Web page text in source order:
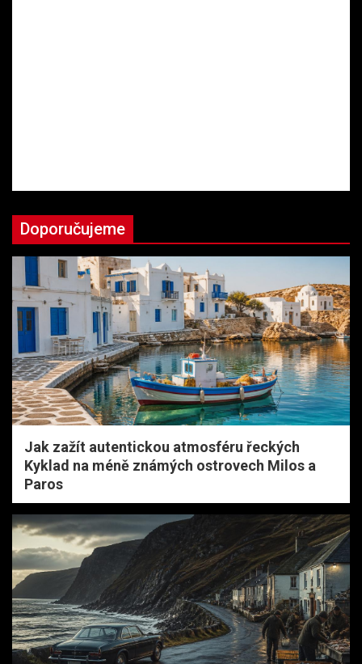
Doporučujeme
Jak zažít autentickou atmosféru řeckých
Kyklad na méně známých ostrovech Milos a
Paros